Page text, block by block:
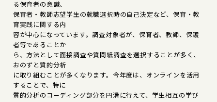
る保育者の意識、
保育者・教師志望学生の就職選択時の自己決定など、保育・教
育実践に関する内
容が中心になっています。調査対象者が、保育者、教師、保護
者等であることか
ら、方法として面接調査や質問紙調査を選択することが多く、
おのずと質的分析
に取り組むことが多くなります。今年度は、オンラインを活用
することで、特に
質的分析のコーディング部分を円滑に行えて、学生相互の学び